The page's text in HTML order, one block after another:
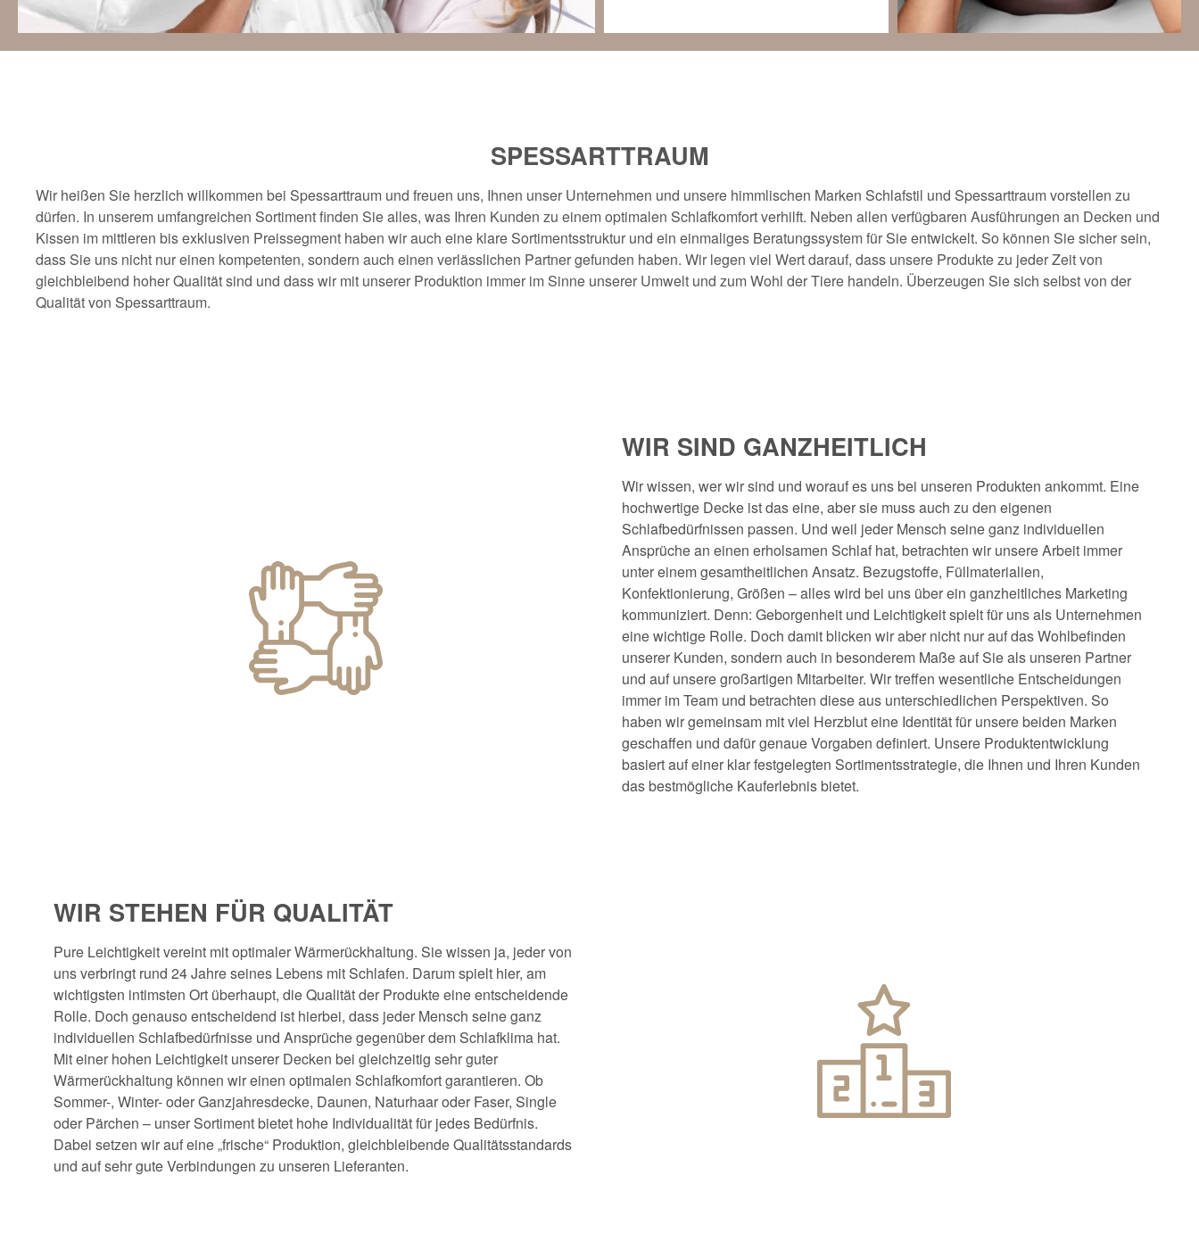
SPESSARTTRAUM
Wir heißen Sie herzlich willkommen bei Spessarttraum und freuen uns, Ihnen unser Unternehmen und unsere himmlischen Marken Schlafstil und Spessarttraum vorstellen zu
dürfen. In unserem umfangreichen Sortiment finden Sie alles, was Ihren Kunden zu einem optimalen Schlafkomfort verhilft. Neben allen verfügbaren Ausführungen an Decken und
Kissen im mittleren bis exklusiven Preissegment haben wir auch eine klare Sortimentsstruktur und ein einmaliges Beratungssystem für Sie entwickelt. So können Sie sicher sein,
dass Sie uns nicht nur einen kompetenten, sondern auch einen verlässlichen Partner gefunden haben. Wir legen viel Wert darauf, dass unsere Produkte zu jeder Zeit von
gleichbleibend hoher Qualität sind und dass wir mit unserer Produktion immer im Sinne unserer Umwelt und zum Wohl der Tiere handeln. Überzeugen Sie sich selbst von der
Qualität von Spessarttraum.
WIR SIND GANZHEITLICH
Wir wissen, wer wir sind und worauf es uns bei unseren Produkten ankommt. Eine
hochwertige Decke ist das eine, aber sie muss auch zu den eigenen
Schlafbedürfnissen passen. Und weil jeder Mensch seine ganz individuellen
Ansprüche an einen erholsamen Schlaf hat, betrachten wir unsere Arbeit immer
unter einem gesamtheitlichen Ansatz. Bezugstoffe, Füllmaterialien,
Konfektionierung, Größen – alles wird bei uns über ein ganzheitliches Marketing
kommuniziert. Denn: Geborgenheit und Leichtigkeit spielt für uns als Unternehmen
eine wichtige Rolle. Doch damit blicken wir aber nicht nur auf das Wohlbefinden
unserer Kunden, sondern auch in besonderem Maße auf Sie als unseren Partner
und auf unsere großartigen Mitarbeiter. Wir treffen wesentliche Entscheidungen
immer im Team und betrachten diese aus unterschiedlichen Perspektiven. So
haben wir gemeinsam mit viel Herzblut eine Identität für unsere beiden Marken
geschaffen und dafür genaue Vorgaben definiert. Unsere Produktentwicklung
basiert auf einer klar festgelegten Sortimentsstrategie, die Ihnen und Ihren Kunden
das bestmögliche Kauferlebnis bietet.
WIR STEHEN FÜR QUALITÄT
Pure Leichtigkeit vereint mit optimaler Wärmerückhaltung. Sie wissen ja, jeder von
uns verbringt rund 24 Jahre seines Lebens mit Schlafen. Darum spielt hier, am
wichtigsten intimsten Ort überhaupt, die Qualität der Produkte eine entscheidende
Rolle. Doch genauso entscheidend ist hierbei, dass jeder Mensch seine ganz
individuellen Schlafbedürfnisse und Ansprüche gegenüber dem Schlafklima hat.
Mit einer hohen Leichtigkeit unserer Decken bei gleichzeitig sehr guter
Wärmerückhaltung können wir einen optimalen Schlafkomfort garantieren. Ob
Sommer-, Winter- oder Ganzjahresdecke, Daunen, Naturhaar oder Faser, Single
oder Pärchen – unser Sortiment bietet hohe Individualität für jedes Bedürfnis.
Dabei setzen wir auf eine „frische“ Produktion, gleichbleibende Qualitätsstandards
und auf sehr gute Verbindungen zu unseren Lieferanten.